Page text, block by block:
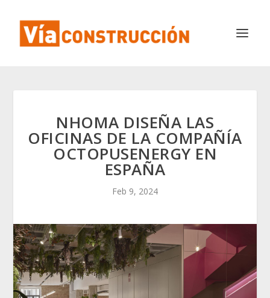
NHOMA DISEÑA LAS
OFICINAS DE LA COMPAÑÍA
OCTOPUSENERGY EN
ESPAÑA
Feb 9, 2024